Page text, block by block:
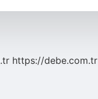
https://debe.com.tr